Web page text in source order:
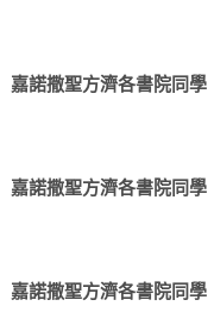
嘉諾撒聖方濟各書院同學
嘉諾撒聖方濟各書院同學
嘉諾撒聖方濟各書院同學